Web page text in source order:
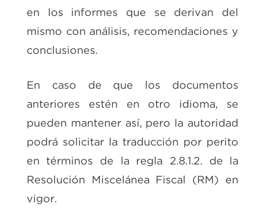
en los informes que se derivan del
mismo con análisis, recomendaciones y
conclusiones.
En caso de que los documentos
anteriores estén en otro idioma, se
pueden mantener así, pero la autoridad
podrá solicitar la traducción por perito
en términos de la regla 2.8.1.2. de la
Resolución Miscelánea Fiscal (RM) en
vigor.